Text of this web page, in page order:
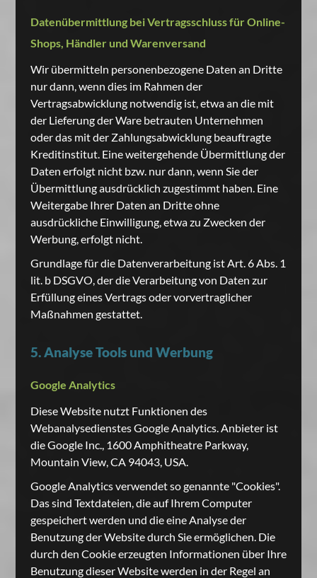
Datenübermittlung bei Vertragsschluss für Online-
Shops, Händler und Warenversand
Wir übermitteln personenbezogene Daten an Dritte
nur dann, wenn dies im Rahmen der
Vertragsabwicklung notwendig ist, etwa an die mit
der Lieferung der Ware betrauten Unternehmen
oder das mit der Zahlungsabwicklung beauftragte
Kreditinstitut. Eine weitergehende Übermittlung der
Daten erfolgt nicht bzw. nur dann, wenn Sie der
Übermittlung ausdrücklich zugestimmt haben. Eine
Weitergabe Ihrer Daten an Dritte ohne
ausdrückliche Einwilligung, etwa zu Zwecken der
Werbung, erfolgt nicht.
Grundlage für die Datenverarbeitung ist Art. 6 Abs. 1
lit. b DSGVO, der die Verarbeitung von Daten zur
Erfüllung eines Vertrags oder vorvertraglicher
Maßnahmen gestattet.
5. Analyse Tools und Werbung
Google Analytics
Diese Website nutzt Funktionen des
Webanalysedienstes Google Analytics. Anbieter ist
die Google Inc., 1600 Amphitheatre Parkway,
Mountain View, CA 94043, USA.
Google Analytics verwendet so genannte "Cookies".
Das sind Textdateien, die auf Ihrem Computer
gespeichert werden und die eine Analyse der
Benutzung der Website durch Sie ermöglichen. Die
durch den Cookie erzeugten Informationen über Ihre
Benutzung dieser Website werden in der Regel an